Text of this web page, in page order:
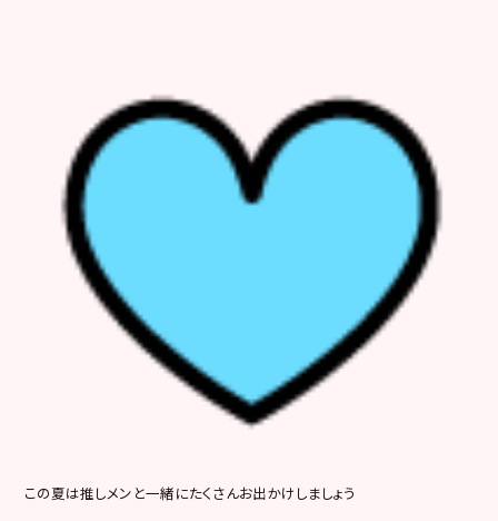
この夏は推しメンと一緒にたくさんお出かけしましょう